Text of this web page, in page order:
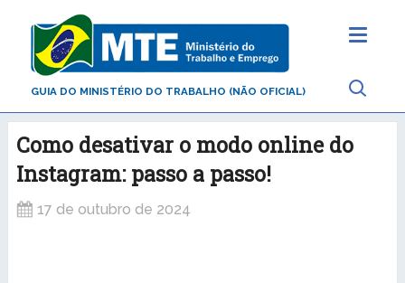
GUIA DO MINISTÉRIO DO TRABALHO (NÃO OFICIAL)
Como desativar o modo online do
Instagram: passo a passo!
17 de outubro de 2024